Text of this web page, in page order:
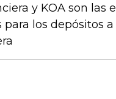
y KOA son las
los depósitos